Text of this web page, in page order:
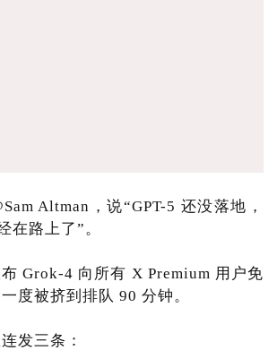
Altman，说“GPT-5 还没落地，
在路上了”。
Grok-4 向所有 X Premium 用户免
度被挤到排队 90 分钟。
发三条：